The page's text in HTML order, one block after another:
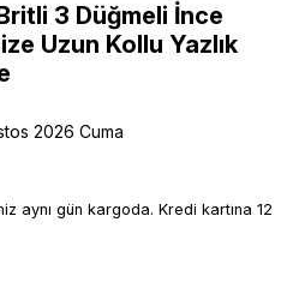
3 Düğmeli İnce
Uzun Kollu Yazlık
2026 Cuma
aynı gün kargoda. Kredi kartına 12